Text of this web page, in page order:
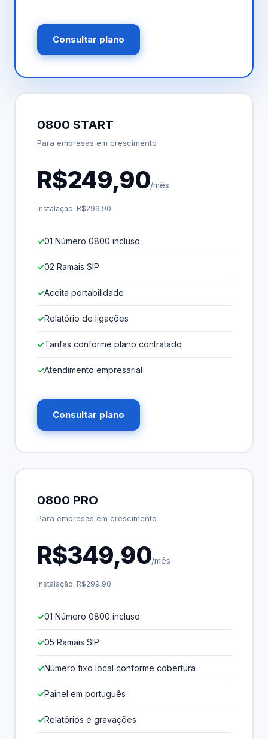
Consultar plano
0800 START
Para empresas em crescimento
R$249,90/mês
Instalação: R$299,90
01 Número 0800 incluso
02 Ramais SIP
Aceita portabilidade
Relatório de ligações
Tarifas conforme plano contratado
Atendimento empresarial
Consultar plano
0800 PRO
Para empresas em crescimento
R$349,90/mês
Instalação: R$299,90
01 Número 0800 incluso
05 Ramais SIP
Número fixo local conforme cobertura
Painel em português
Relatórios e gravações